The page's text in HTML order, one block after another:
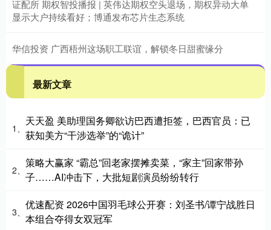
证配所 期权智投播报 | 英伟达期权空头退场，期权异动大单
显示大户持续看好；博通发布芯片生态系统
华信投资 广西梧州这场职工联谊，解锁冬日甜蜜缘分
最新文章
1、
天天盈 美助理国务卿欲访巴西遭拒签，巴西官员：已
获知美方“干涉选举”的“诡计”
2、
策略大赢家 “霸总”回老家摆摊卖菜，“家主”回家带孙
子……AI冲击下，大批短剧演员纷纷转行
3、
优速配资 2026中国羽毛球公开赛：刘圣书/谭宁战胜日
本组合夺得女双冠军